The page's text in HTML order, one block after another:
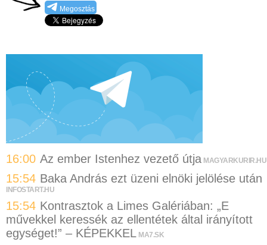
Megosztás
16:00 Az ember Istenhez vezető útja MAGYARKURIR.HU
15:54 Baka András ezt üzeni elnöki jelölése után
INFOSTART.HU
15:54 Kontrasztok a Limes Galériában: „E
művekkel keressék az ellentétek által irányított
egységet!” – KÉPEKKEL MA7.SK